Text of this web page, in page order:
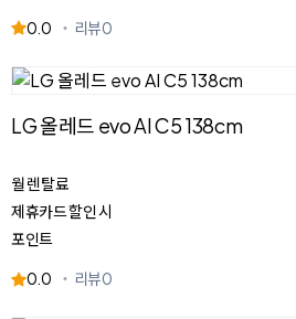
0.0 리뷰0
LG 올레드 evo AI C5 138cm
월 렌탈료
제휴카드 할인 시
포인트
0.0 리뷰0